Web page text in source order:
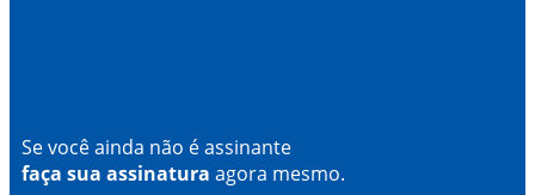
Se você ainda não é assinante
faça sua assinatura agora mesmo.